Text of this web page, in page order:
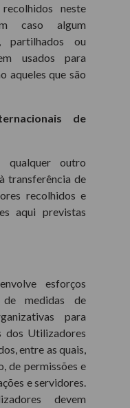
neste
caso algum
partilhados ou
usados para
aqueles que são
de
outro
transferência de
recolhidos e
aqui previstas
esforços
de medidas de
para
dos Utilizadores
entre as quais,
de permissões e
e servidores.
devem